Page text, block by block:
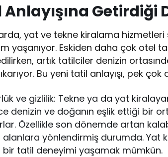
Getirdiği
yat ve tekne kiralama
yaşanıyor. Eskiden daha çok otel
artık tatilciler denizin
Bu yeni tatil anlayışı, pek
ve gizlilik: Tekne ya da yat
denizin ve doğanın eşlik ettiği bir
Özellikle son dönemde artan
alanlara yönlendirmiş durumda. Yat
bir tatil deneyimi yaşamak mümkün.